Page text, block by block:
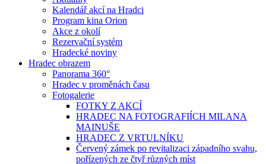
Kalendář akcí na Hradci
Program kina Orion
Akce z okolí
Rezervační systém
Hradecké noviny
Hradec obrazem
Panorama 360°
Hradec v proměnách času
Fotogalerie
FOTKY Z AKCÍ
HRADEC NA FOTOGRAFIÍCH MILANA
MAINUŠE
HRADEC Z VRTULNÍKU
Červený zámek po revitalizaci západního svahu,
pořízených ze čtyř různých míst